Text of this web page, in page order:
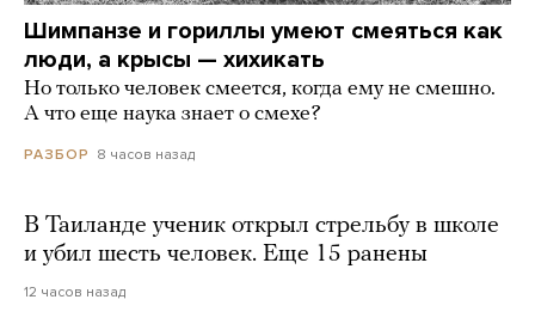
Шимпанзе и гориллы умеют смеяться как
люди, а крысы — хихикать
Но только человек смеется, когда ему не смешно.
А что еще наука знает о смехе?
РАЗБОР 8 часов назад
В Таиланде ученик открыл стрельбу в школе
и убил шесть человек. Еще 15 ранены
12 часов назад